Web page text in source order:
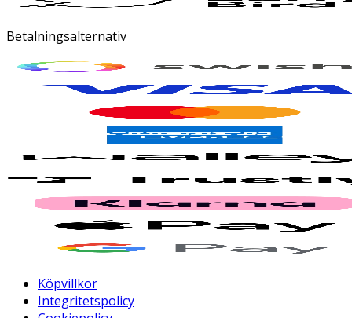
Betalningsalternativ
Köpvillkor
Integritetspolicy